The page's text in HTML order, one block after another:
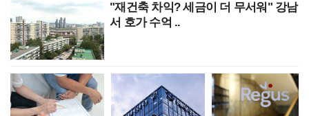
"재건축 차익? 세금이 더 무서워" 강남
서 호가 수억 ..